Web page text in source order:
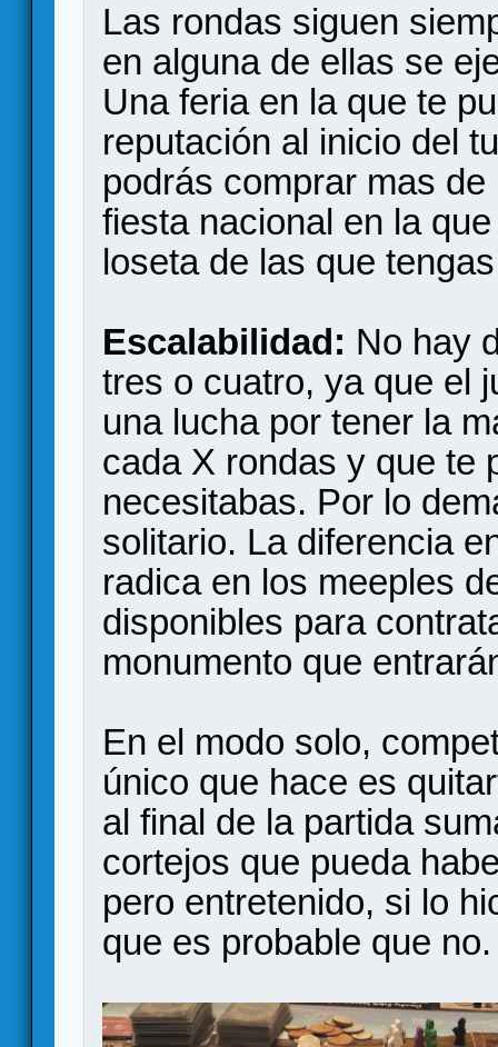
Las rondas siguen
en alguna de ellas se
Una feria en la que te
reputación al inicio del
podrás comprar mas
fiesta nacional en la
loseta de las que
Escalabilidad: No hay
tres o cuatro, ya que el
una lucha por tener la
cada X rondas y que te
necesitabas. Por lo
solitario. La diferencia
radica en los meeples
disponibles para
monumento que
En el modo solo,
único que hace es
al final de la partida
cortejos que pueda
pero entretenido, si lo
que es probable que no.